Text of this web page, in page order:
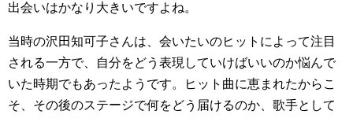
出会いはかなり大きいですよね。
当時の沢田知可子さんは、会いたいのヒットによって注目
される一方で、自分をどう表現していけばいいのか悩んで
いた時期でもあったようです。ヒット曲に恵まれたからこ
そ、その後のステージで何をどう届けるのか、歌手として